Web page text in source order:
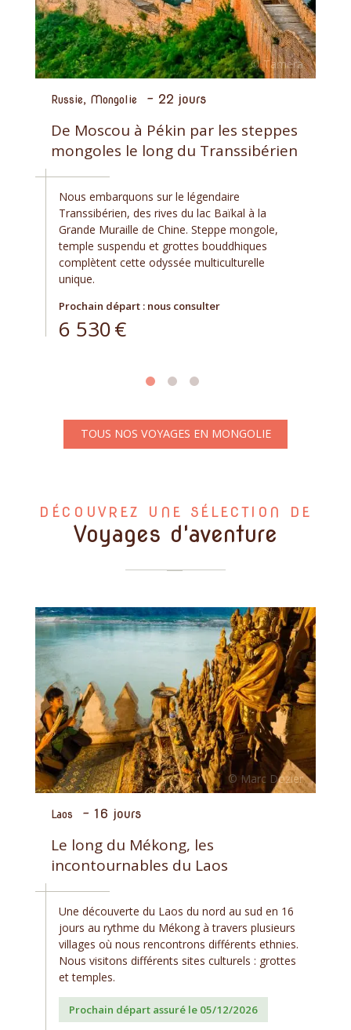
Russie, Mongolie - 22 jours
De Moscou à Pékin par les steppes
mongoles le long du Transsibérien
Nous embarquons sur le légendaire
Transsibérien, des rives du lac Baïkal à la
Grande Muraille de Chine. Steppe mongole,
temple suspendu et grottes bouddhiques
complètent cette odyssée multiculturelle
unique.
Prochain départ : nous consulter
6 530€
TOUS NOS VOYAGES EN MONGOLIE
DÉCOUVREZ UNE SÉLECTION DE
Voyages d'aventure
Laos - 16 jours
Le long du Mékong, les
incontournables du Laos
Une découverte du Laos du nord au sud en 16
jours au rythme du Mékong à travers plusieurs
villages où nous rencontrons différents ethnies.
Nous visitons différents sites culturels : grottes
et temples.
Prochain départ assuré le 05/12/2026